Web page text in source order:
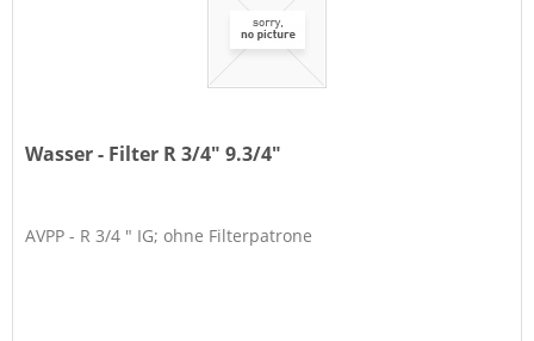
Wasser - Filter R 3/4" 9.3/4"
AVPP - R 3/4 " IG; ohne Filterpatrone